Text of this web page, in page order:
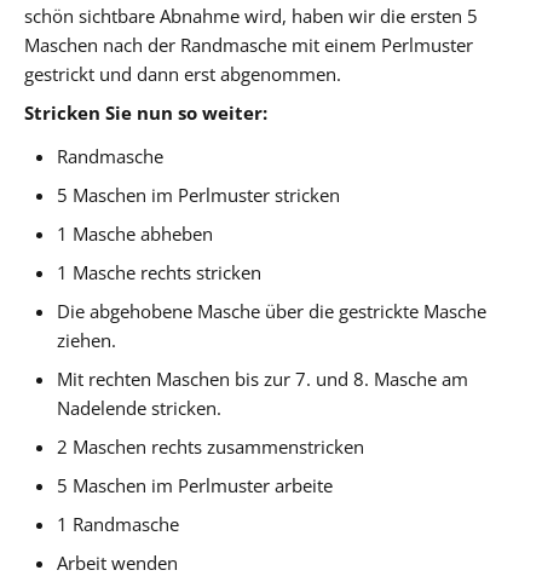
schön sichtbare Abnahme wird, haben wir die ersten 5
Maschen nach der Randmasche mit einem Perlmuster
gestrickt und dann erst abgenommen.
Stricken Sie nun so weiter:
Randmasche
5 Maschen im Perlmuster stricken
1 Masche abheben
1 Masche rechts stricken
Die abgehobene Masche über die gestrickte Masche
ziehen.
Mit rechten Maschen bis zur 7. und 8. Masche am
Nadelende stricken.
2 Maschen rechts zusammenstricken
5 Maschen im Perlmuster arbeite
1 Randmasche
Arbeit wenden